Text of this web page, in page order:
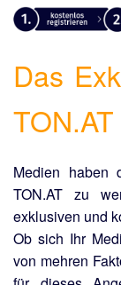
Das
TON.AT
Medien haben
TON.AT zu
exklusiven und
Ob sich Ihr
von mehren